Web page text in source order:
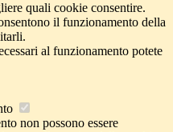
quali cookie consentire.
il funzionamento della
al funzionamento potete
non possono essere